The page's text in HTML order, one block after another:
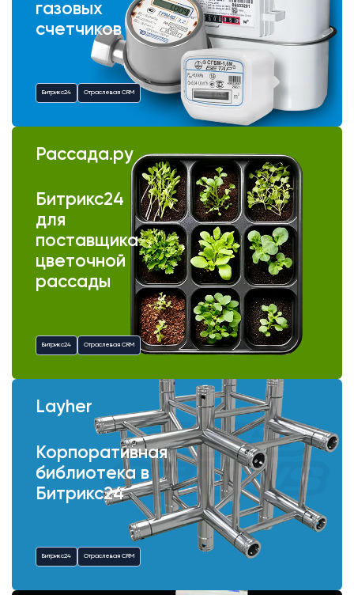
газовых
счетчиков
Битрикс24 Отраслевая CRM
Рассада.ру
Битрикс24
для
поставщика
цветочной
рассады
Битрикс24 Отраслевая CRM
Layher
Корпоративная
библиотека в
Битрикс24
Битрикс24 Отраслевая CRM